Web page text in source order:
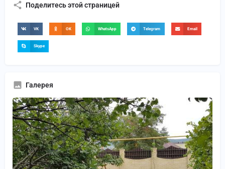
Поделитесь этой страницей
VK OK WhatsApp Telegram Email
Skype
Галерея